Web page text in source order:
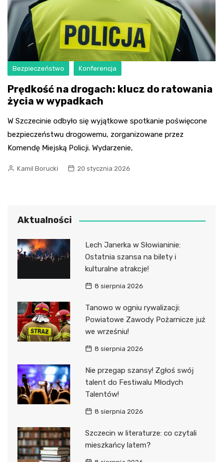
Bezpieczeństwo Konferencja
Prędkość na drogach: klucz do ratowania
życia w wypadkach
W Szczecinie odbyło się wyjątkowe spotkanie poświęcone
bezpieczeństwu drogowemu, zorganizowane przez
Komendę Miejską Policji. Wydarzenie,
Kamil Borucki 20 stycznia 2026
Aktualności
Lech Janerka w Słowianinie:
Ostatnia szansa na bilety i
kulturalne atrakcje!
8 sierpnia 2026
Tanowo w ogniu rywalizacji:
Powiatowe Zawody Pożarnicze już
we wrześniu!
8 sierpnia 2026
Nie przegap szansy! Zgłoś swój
talent do Festiwalu Młodych
Talentów!
8 sierpnia 2026
Szczecin w literaturze: co czytali
mieszkańcy latem?